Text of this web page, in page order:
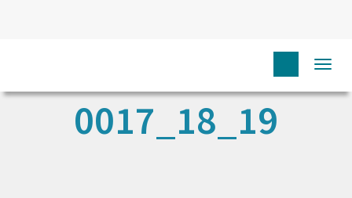
0017_18_19